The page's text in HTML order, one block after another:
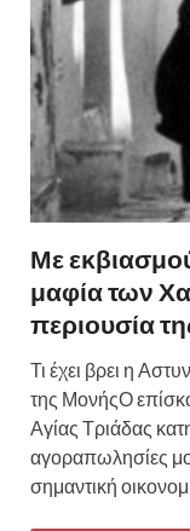
Με
μαφία των
περιουσία
Τι έχει βρει η
της ΜονήςΟ
Αγίας Τριάδας
αγοραπωλησίες
σημαντική